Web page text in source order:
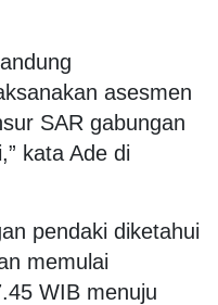
asesmen
SAR gabungan
kata Ade di
pendaki diketahui
memulai
WIB menuju